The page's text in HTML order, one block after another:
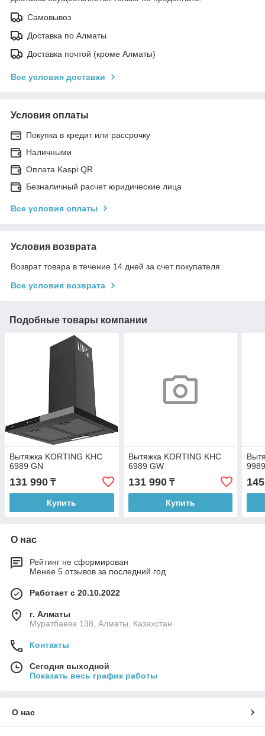
Самовывоз
Доставка по Алматы
Доставка почтой (кроме Алматы)
Все условия доставки
Условия оплаты
Покупка в кредит или рассрочку
Наличными
Оплата Kaspi QR
Безналичный расчет юридические лица
Все условия оплаты
Условия возврата
Возврат товара в течение 14 дней за счет покупателя
Все условия возврата
Подобные товары компании
Вытяжка KORTING KHC
6989 GN
131 990 ₸
Купить
Вытяжка KORTING KHC
6989 GW
131 990₸
Купить
О нас
Рейтинг не сформирован
Менее 5 отзывов за последний год
Работает с 20.10.2022
г. Алматы
Муратбаева 138, Алматы, Казахстан
Контакты
Сегодня выходной
Показать весь график работы
О нас